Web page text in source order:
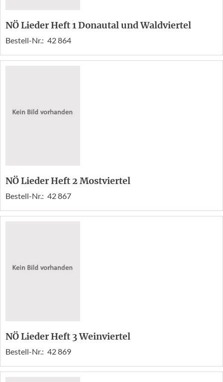
NÖ Lieder Heft 1 Donautal und Waldviertel
Bestell-Nr.: 42 864
NÖ Lieder Heft 2 Mostviertel
Bestell-Nr.: 42 867
NÖ Lieder Heft 3 Weinviertel
Bestell-Nr.: 42 869